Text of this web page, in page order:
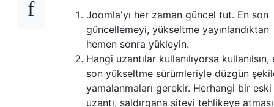
Joomla'yı her zaman güncel tut. En son
güncellemeyi, yükseltme yayınlandıktan
hemen sonra yükleyin.
Hangi uzantılar kullanılıyorsa kullanılsın,
son yükseltme sürümleriyle düzgün
yamalanmaları gerekir. Herhangi bir eski
uzantı, saldırgana siteyi tehlikeye